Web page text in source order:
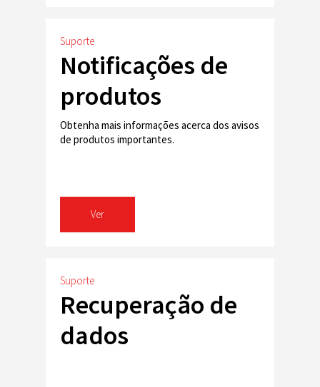
Suporte
Notificações de
produtos
Obtenha mais informações acerca dos avisos
de produtos importantes.
Ver
Suporte
Recuperação de
dados